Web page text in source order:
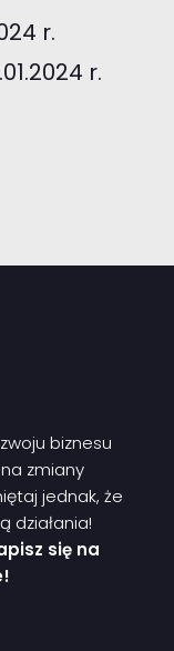
r.
r.
biznesu
zmiany
jednak, że
działania!
się na